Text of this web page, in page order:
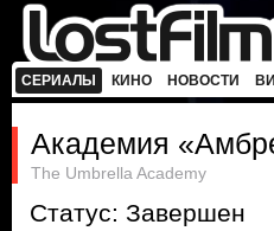
СЕРИАЛЫ КИНО НОВОСТИ
Академия
The Umbrella Academy
Статус: Завершен